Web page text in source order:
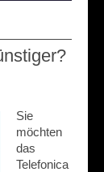
Sie
möchten
das
Telefonica